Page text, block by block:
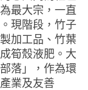
最大宗，一直
現階段，竹子
加工品、竹葉
筍殼液肥。大
落」，作為環
業及友善